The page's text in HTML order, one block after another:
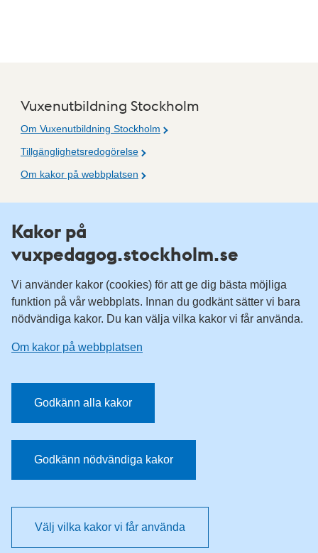
Vuxenutbildning Stockholm
Om Vuxenutbildning Stockholm
Tillgänglighetsredogörelse
Om kakor på webbplatsen
Fler resurser
Vuxenutbildning Stockholm
Information för leverantörsskolor
Sociala medier
Vuxenutbildning Stockholm, Instagram
Har du tips på vad vi borde publicera på webbplatsen? Mejla
Kakor på
vuxpedagog.stockholm.se
Vi använder kakor (cookies) för att ge dig bästa möjliga
funktion på vår webbplats. Innan du godkänt sätter vi bara
nödvändiga kakor. Du kan välja vilka kakor vi får använda.
Om kakor på webbplatsen
Godkänn alla kakor
Godkänn nödvändiga kakor
Välj vilka kakor vi får använda